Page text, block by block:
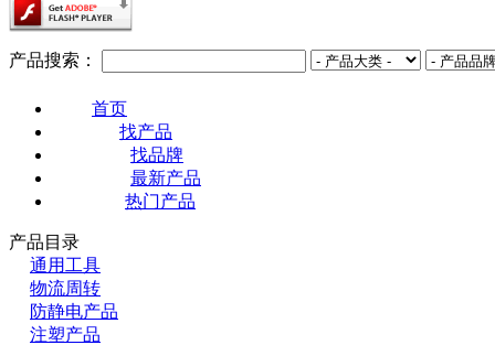
产品搜索：
首页
找产品
找品牌
最新产品
热门产品
产品目录
通用工具
物流周转
防静电产品
注塑产品